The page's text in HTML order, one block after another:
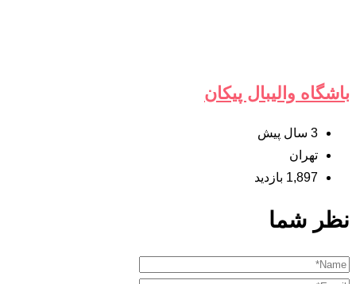
باشگاه والیبال پیکان
3 سال پیش
تهران
1,897 بازدید
نظر شما